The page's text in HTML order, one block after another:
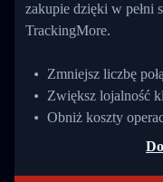
zakupie dzięki w pełni
TrackingMore.
Zmniejsz liczbę
Zwiększ lojalność
Obniż koszty